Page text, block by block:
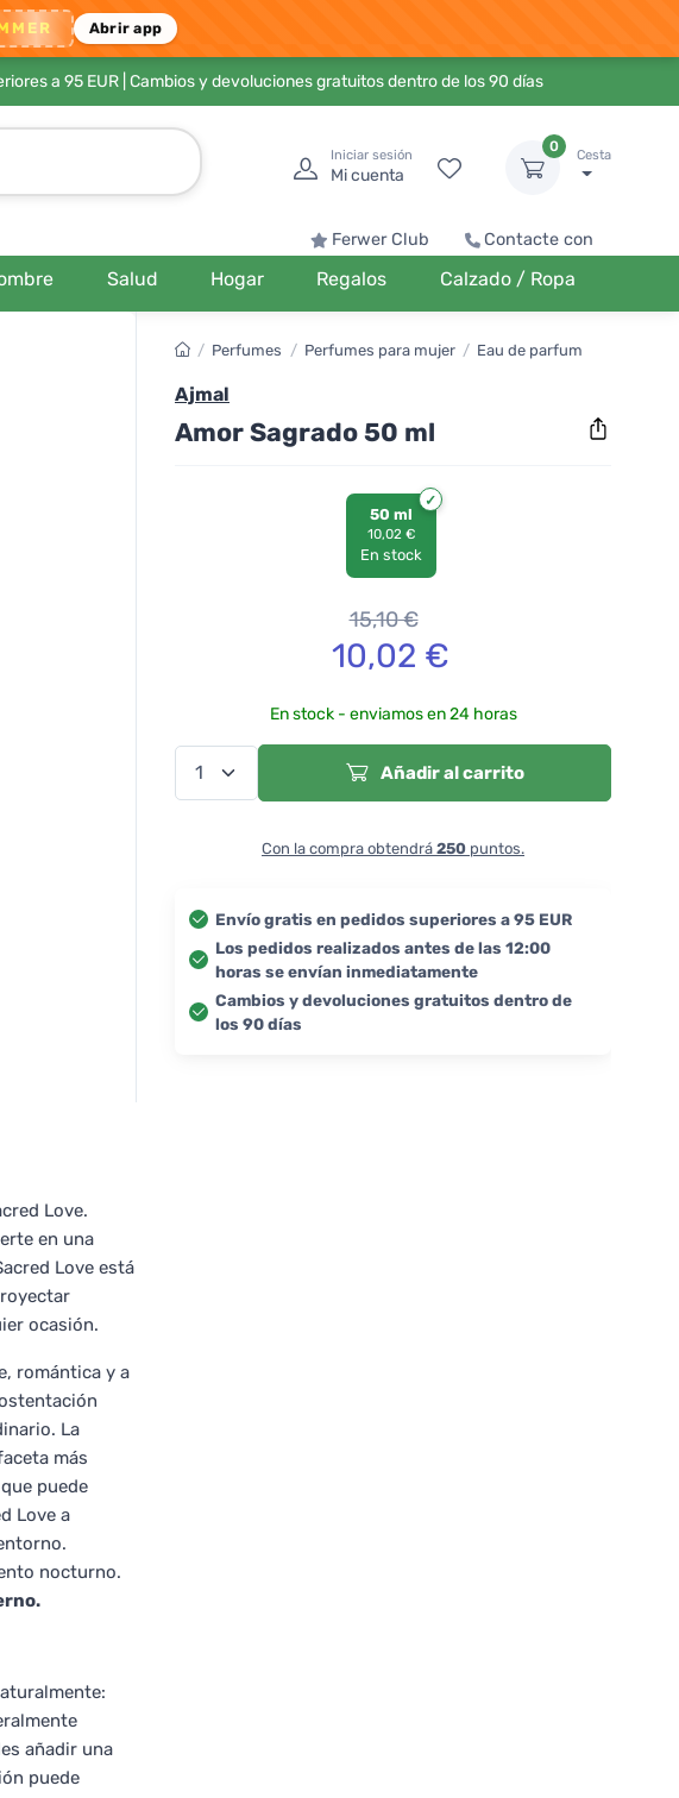
Abrir app
a 95 EUR| Cambios y devoluciones gratuitos dentro de los 90 días
Iniciar sesión
Mi cuenta
0
Cesta
Ferwer Club Contacte con
Salud Hogar Regalos Calzado / Ropa
Love.
en una
Love está
ocasión.
romántica y a
La
más
puede
Love a
nocturno.
añadir una
puede
/ Perfumes / Perfumes para mujer / Eau de parfum
Ajmal
Amor Sagrado 50 ml
50 ml
10,02 €
En stock
15,10€
10,02 €
En stock - enviamos en 24 horas
Añadir al carrito
Con la compra obtendrá 250 puntos.
Envío gratis en pedidos superiores a 95 EUR
Los pedidos realizados antes de las 12:00
horas se envían inmediatamente
Cambios y devoluciones gratuitos dentro de
los 90 días